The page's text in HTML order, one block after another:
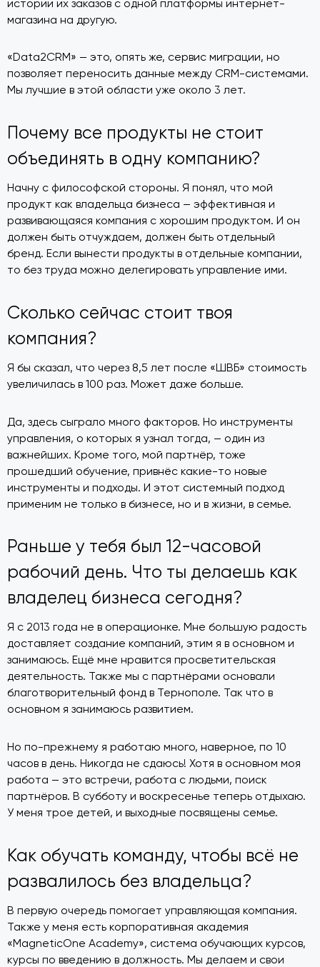
истории их заказов с одной платформы интернет-
магазина на другую.
«Data2CRM» — это, опять же, сервис миграции, но
позволяет переносить данные между CRM-системами.
Мы лучшие в этой области уже около 3 лет.
Почему все продукты не стоит
объединять в одну компанию?
Начну с философской стороны. Я понял, что мой
продукт как владельца бизнеса — эффективная и
развивающаяся компания с хорошим продуктом. И он
должен быть отчуждаем, должен быть отдельный
бренд. Если вынести продукты в отдельные компании,
то без труда можно делегировать управление ими.
Сколько сейчас стоит твоя
компания?
Я бы сказал, что через 8,5 лет после «ШВБ» стоимость
увеличилась в 100 раз. Может даже больше.
Да, здесь сыграло много факторов. Но инструменты
управления, о которых я узнал тогда, — один из
важнейших. Кроме того, мой партнёр, тоже
прошедший обучение, привнёс какие-то новые
инструменты и подходы. И этот системный подход
применим не только в бизнесе, но и в жизни, в семье.
Раньше у тебя был 12-часовой
рабочий день. Что ты делаешь как
владелец бизнеса сегодня?
Я с 2013 года не в операционке. Мне большую радость
доставляет создание компаний, этим я в основном и
занимаюсь. Ещё мне нравится просветительская
деятельность. Также мы с партнёрами основали
благотворительный фонд в Тернополе. Так что в
основном я занимаюсь развитием.
Но по-прежнему я работаю много, наверное, по 10
часов в день. Никогда не сдаюсь! Хотя в основном моя
работа — это встречи, работа с людьми, поиск
партнёров. В субботу и воскресенье теперь отдыхаю.
У меня трое детей, и выходные посвящены семье.
Как обучать команду, чтобы всё не
развалилось без владельца?
В первую очередь помогает управляющая компания.
Также у меня есть корпоративная академия
«MagneticOne Academy», система обучающих курсов,
курсы по введению в должность. Мы делаем и свои